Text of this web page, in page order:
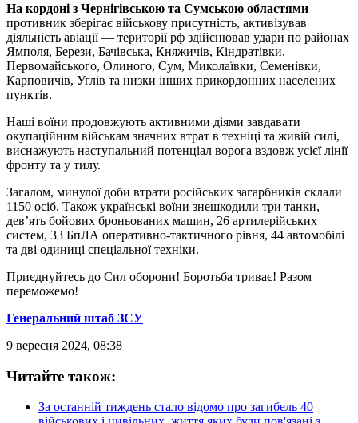
На кордоні з Чернігівською та Сумською областями
противник зберігає військову присутність, активізував
діяльність авіації — території рф здійснював удари по районах
Ямполя, Берези, Бачівська, Княжичів, Кіндратівки,
Первомайського, Олиного, Сум, Миколаївки, Семенівки,
Карповичів, Углів та низки інших прикордонних населених
пунктів.
Наші воїни продовжують активними діями завдавати
окупаційним військам значних втрат в техніці та живій силі,
виснажують наступальний потенціал ворога вздовж усієї лінії
фронту та у тилу.
Загалом, минулої доби втрати російських загарбників склали
1150 осіб. Також українські воїни знешкодили три танки,
дев’ять бойових броньованих машин, 26 артилерійських
систем, 33 БпЛА оперативно-тактичного рівня, 44 автомобілі
та дві одиниці спеціальної техніки.
Приєднуйтесь до Сил оборони! Боротьба триває! Разом
переможемо!
Генеральний штаб ЗСУ
9 вересня 2024, 08:38
Читайте також:
За останній тиждень стало відомо про загибель 40